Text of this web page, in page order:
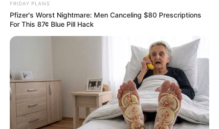
FRIDAY PLANS
Pfizer's Worst Nightmare: Men Canceling $80 Prescriptions
For This 87¢ Blue Pill Hack